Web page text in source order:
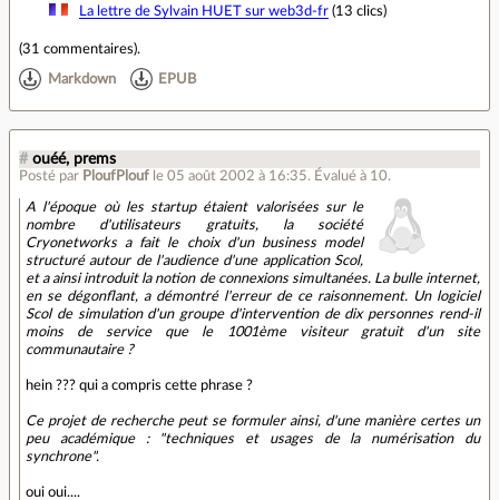
La lettre de Sylvain HUET sur web3d-fr(13 clics)
(31 commentaires).
Markdown EPUB
# ouéé, prems
Posté par PloufPlouf le 05 août 2002 à 16:35. Évalué à 10.
A l'époque où les startup étaient valorisées sur le
nombre d'utilisateurs gratuits, la société
Cryonetworks a fait le choix d'un business model
structuré autour de l'audience d'une application Scol,
et a ainsi introduit la notion de connexions simultanées. La bulle internet,
en se dégonflant, a démontré l'erreur de ce raisonnement. Un logiciel
Scol de simulation d'un groupe d'intervention de dix personnes rend-il
moins de service que le 1001ème visiteur gratuit d'un site
communautaire ?
hein ??? qui a compris cette phrase ?
Ce projet de recherche peut se formuler ainsi, d'une manière certes un
peu académique : "techniques et usages de la numérisation du
synchrone".
oui oui....